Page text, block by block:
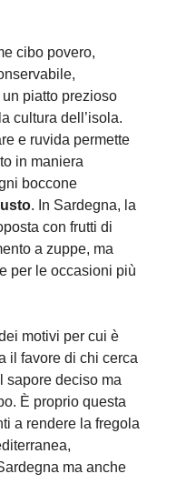
cibo povero,
piatto prezioso
cultura dell’isola.
e ruvida permette
in maniera
boccone
. In Sardegna, la
con frutti di
a zuppe, ma
per le occasioni più
motivi per cui è
il favore di chi cerca
sapore deciso ma
È proprio questa
a rendere la fregola
ma anche